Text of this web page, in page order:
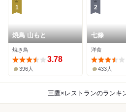
1
焼鳥 山もと
焼き鳥
3.78
396人
2
七條
洋食
433人
三鷹×レストランのランキ